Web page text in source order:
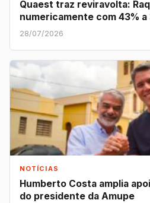
Quaest traz reviravolta:
numericamente com 43% a
28/07/2026
NOTÍCIAS
Humberto Costa amplia
do presidente da Amupe